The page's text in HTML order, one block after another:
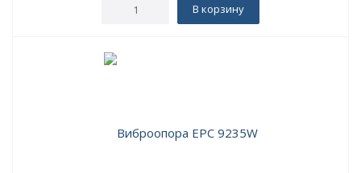
В корзину